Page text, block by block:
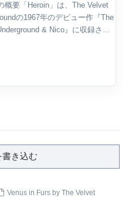
概要「Heroin」は、The Velvet
の1967年のデビュー作『The
& Nico』に収録され
書き込む
Venus in Furs by The Velvet